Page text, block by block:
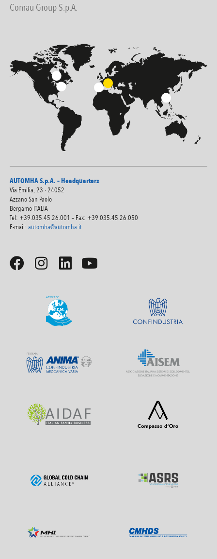
Comau Group S.p.A.
AUTOMHA S.p.A. – Headquarters
Via Emilia, 23 · 24052
Azzano San Paolo
Bergamo ITALIA
Tel: +39.035.45.26.001 – Fax: +39.035.45.26.050
E-mail: automha@automha.it